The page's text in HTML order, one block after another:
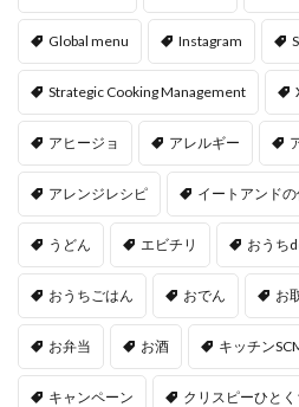
Global menu Instagram
Strategic Cooking Management
アヒージョ アレルギー
アレンジレシピ イートアンド
うどん エビチリ おうち
おうちごはん おでん お
お弁当 お酒 キッチン
キャンペーン クリスピーひと